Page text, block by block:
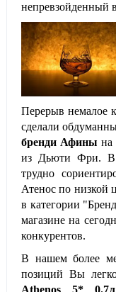
непревзойденный
Перерыв немалое
сделали
бренди Афины на
из Дьюти Фри. В
трудно
Атенос по низкой
в категории
магазине на
конкурентов.
В нашем более
позиций Вы